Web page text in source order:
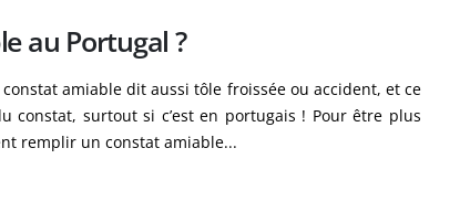
au Portugal ?
amiable dit aussi tôle froissée ou accident, et ce
constat, surtout si c’est en portugais ! Pour être plus
remplir un constat amiable...